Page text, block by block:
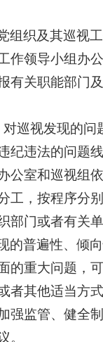
组织及其巡视
作领导小组办
有关职能部门
巡视发现的问
纪违法的问题
公室和巡视组
工，按程序分
部门或者有关单
的普遍性、倾
的重大问题，
者其他适当方
强监管、健全
。